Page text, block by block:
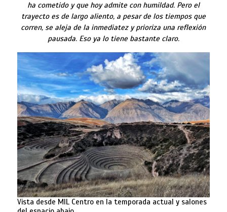
ha cometido y que hoy admite con humildad. Pero el
trayecto es de largo aliento, a pesar de los tiempos que
corren, se aleja de la inmediatez y prioriza una reflexión
pausada. Eso ya lo tiene bastante claro.
Vista desde MIL Centro en la temporada actual y salones